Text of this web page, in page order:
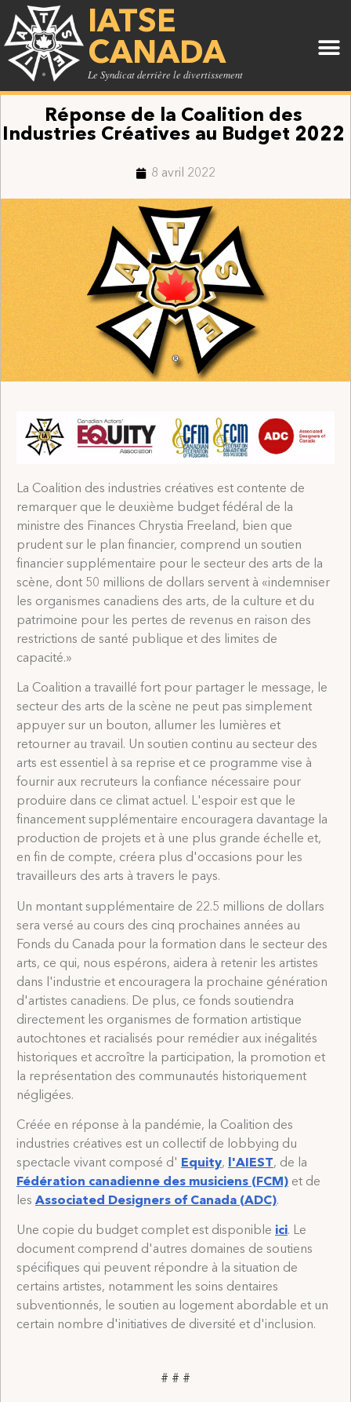
IATSE
CANADA
Le Syndicat derrière le divertissement
Réponse de la Coalition des
Industries Créatives au Budget 2022
8 avril 2022
La Coalition des industries créatives est contente de
remarquer que le deuxième budget fédéral de la
ministre des Finances Chrystia Freeland, bien que
prudent sur le plan financier, comprend un soutien
financier supplémentaire pour le secteur des arts de la
scène, dont 50 millions de dollars servent à «indemniser
les organismes canadiens des arts, de la culture et du
patrimoine pour les pertes de revenus en raison des
restrictions de santé publique et des limites de
capacité.»
La Coalition a travaillé fort pour partager le message, le
secteur des arts de la scène ne peut pas simplement
appuyer sur un bouton, allumer les lumières et
retourner au travail. Un soutien continu au secteur des
arts est essentiel à sa reprise et ce programme vise à
fournir aux recruteurs la confiance nécessaire pour
produire dans ce climat actuel. L'espoir est que le
financement supplémentaire encouragera davantage la
production de projets et à une plus grande échelle et,
en fin de compte, créera plus d'occasions pour les
travailleurs des arts à travers le pays.
Un montant supplémentaire de 22.5 millions de dollars
sera versé au cours des cinq prochaines années au
Fonds du Canada pour la formation dans le secteur des
arts, ce qui, nous espérons, aidera à retenir les artistes
dans l'industrie et encouragera la prochaine génération
d'artistes canadiens. De plus, ce fonds soutiendra
directement les organismes de formation artistique
autochtones et racialisés pour remédier aux inégalités
historiques et accroître la participation, la promotion et
la représentation des communautés historiquement
négligées.
Créée en réponse à la pandémie, la Coalition des
industries créatives est un collectif de lobbying du
spectacle vivant composé d' Equity, l'AIEST, de la
Fédération canadienne des musiciens (FCM) et de
les Associated Designers of Canada (ADC).
Une copie du budget complet est disponible ici. Le
document comprend d'autres domaines de soutiens
spécifiques qui peuvent répondre à la situation de
certains artistes, notamment les soins dentaires
subventionnés, le soutien au logement abordable et un
certain nombre d'initiatives de diversité et d'inclusion.
# # #